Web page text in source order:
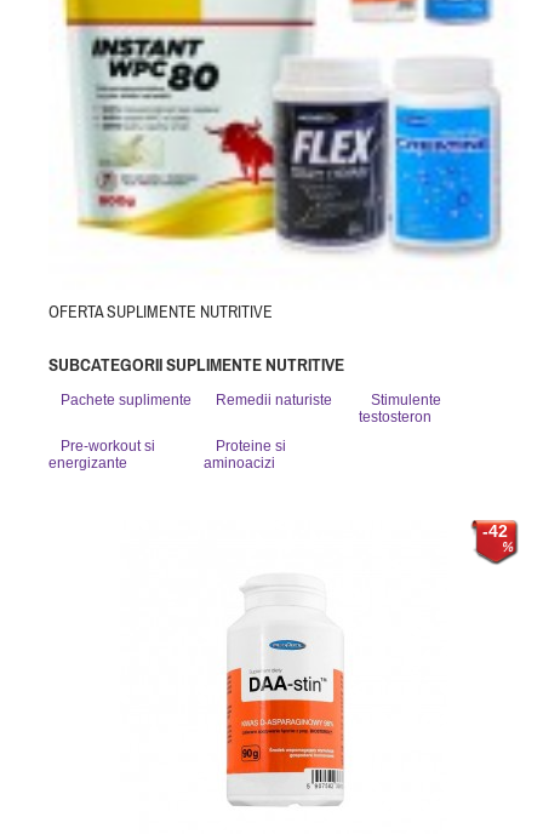
OFERTA SUPLIMENTE NUTRITIVE
SUBCATEGORII SUPLIMENTE NUTRITIVE
Pachete suplimente Remedii naturiste
Stimulente
testosteron
Pre-workout si
energizante
Proteine si
aminoacizi
-42